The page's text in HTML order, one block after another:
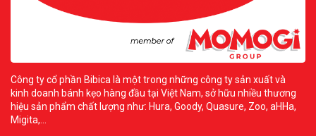
Công ty cổ phần Bibica là một trong những công ty sản xuất và
kinh doanh bánh kẹo hàng đầu tại Việt Nam, sở hữu nhiều thương
hiệu sản phẩm chất lượng như: Hura, Goody, Quasure, Zoo, aHHa,
Migita,...